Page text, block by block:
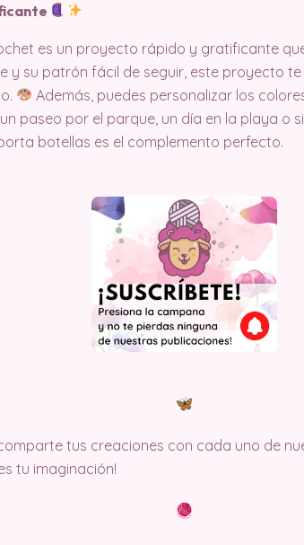
es un proyecto rápido y gratificante
y su patrón fácil de seguir, este proyecto
Además, puedes personalizar los
paseo por el parque, un día en la playa o
botellas es el complemento perfecto.
tus creaciones con cada uno de
tu imaginación!